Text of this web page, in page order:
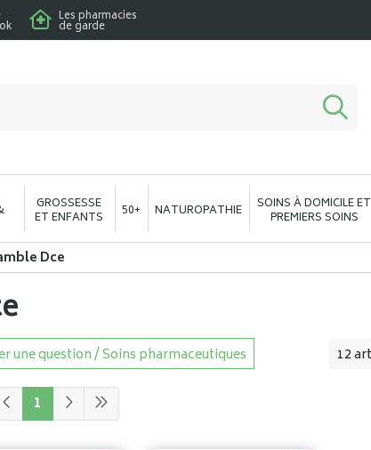
Les pharmacies
de garde
GROSSESSE
ET ENFANTS 50+ NATUROPATHIE SOINS À DOMICILE ET
PREMIERS SOINS
Dce
une question / Soins pharmaceutiques
1